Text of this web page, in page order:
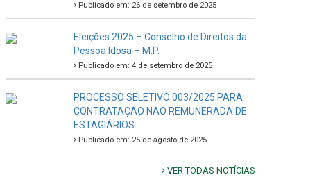
Publicado em: 26 de setembro de 2025
Eleições 2025 – Conselho de Direitos da
Pessoa Idosa – M.P.
Publicado em: 4 de setembro de 2025
PROCESSO SELETIVO 003/2025 PARA
CONTRATAÇÃO NÃO REMUNERADA DE
ESTAGIÁRIOS
Publicado em: 25 de agosto de 2025
VER TODAS NOTÍCIAS